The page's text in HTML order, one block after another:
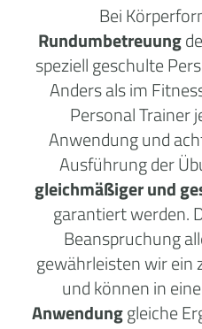
Bei
Rundumbetreuung
speziell geschulte
Anders als im
Personal Trainer
Anwendung und
Ausführung der
gleichmäßiger und
garantiert werden.
Beanspruchung
gewährleisten wir ein
und können in
Anwendunggleiche